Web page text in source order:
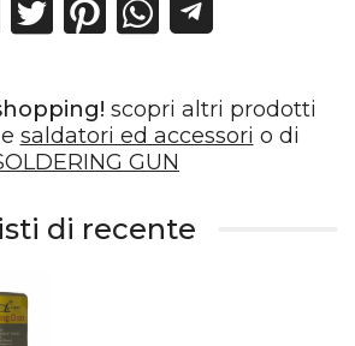
scopri altri prodotti
saldatori ed accessori o di
GUN
di recente